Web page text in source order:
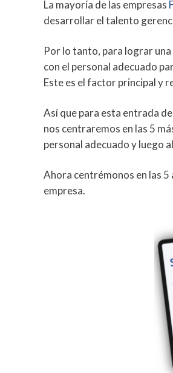
La mayoría de las empresas
desarrollar el talento
Por lo tanto, para lograr
con el personal adecuado
Este es el factor principal y
Así que para esta entrada
nos centraremos en las 5
personal adecuado y luego
Ahora centrémonos en las
empresa.